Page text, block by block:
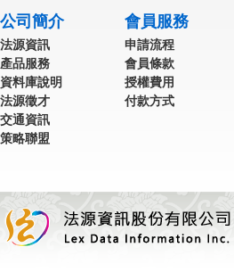
公司簡介
法源資訊
產品服務
資料庫說明
法源徵才
交通資訊
策略聯盟
會員服務
申請流程
會員條款
授權費用
付款方式